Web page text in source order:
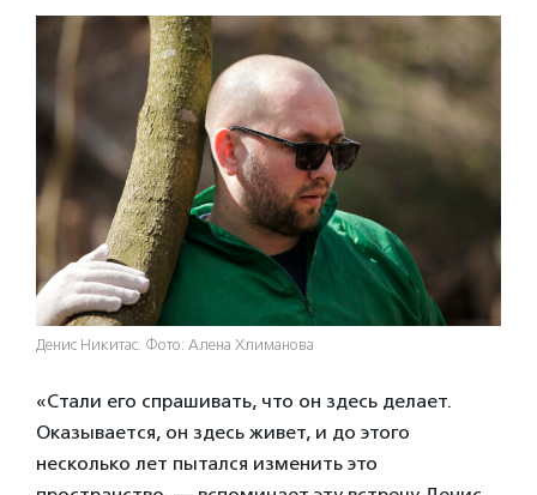
Денис Никитас. Фото: Алена Хлиманова
«Стали его спрашивать, что он здесь делает.
Оказывается, он здесь живет, и до этого
несколько лет пытался изменить это